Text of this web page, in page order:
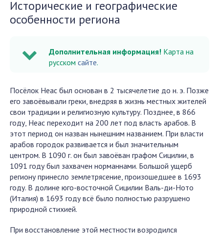
Исторические и географические
особенности региона
Дополнительная информация! Карта на
русском сайте.
Посёлок Неас был основан в 2 тысячелетие до н. э. Позже
его завоёвывали греки, внедряя в жизнь местных жителей
свои традиции и религиозную культуру. Позднее, в 866
году, Неас переходит на 200 лет под власть арабов. В
этот период он назван нынешним названием. При власти
арабов городок развивается и был значительным
центром. В 1090 г. он был завоёван графом Сицилии, в
1091 году был захвачен норманнами. Большой ущерб
региону принесло землетрясение, произошедшее в 1693
году. В долине юго-восточной Сицилии Валь-ди-Ното
(Италия) в 1693 году всё было полностью разрушено
природной стихией.
При восстановление этой местности возродился